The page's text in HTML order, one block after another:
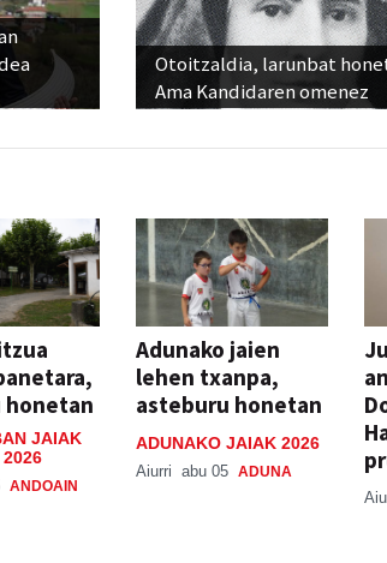
Otoitzaldia, larunbat
Ama Kandidaren omenez
honetan
JAIAK
2026
ANDOAIN
Adunako jaien
lehen txanpa,
asteburu honetan
ADUNAKO JAIAK 2026
Aiurri abu 05 ADUNA